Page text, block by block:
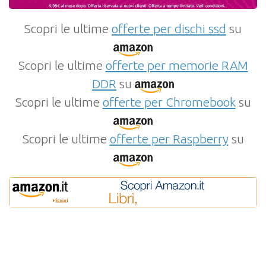
Scopri le ultime offerte per dischi ssd su
Scopri le ultime offerte per memorie RAM
DDR su
Scopri le ultime offerte per Chromebooksu
Scopri le ultime offerte per Raspberrysu